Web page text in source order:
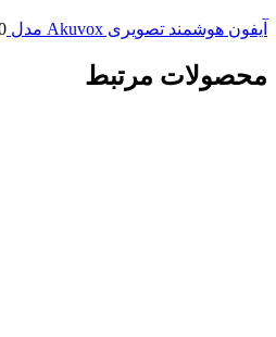
آیفون هوشمند تصویری Akuvox مدل DB01
محصولات مرتبط